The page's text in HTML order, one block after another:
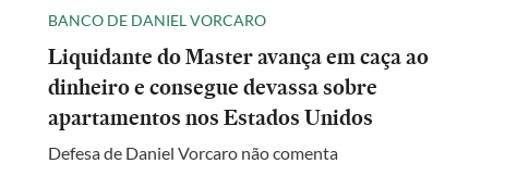
BANCO DE DANIEL VORCARO
Liquidante do Master avança em caça ao
dinheiro e consegue devassa sobre
apartamentos nos Estados Unidos
Defesa de Daniel Vorcaro não comenta